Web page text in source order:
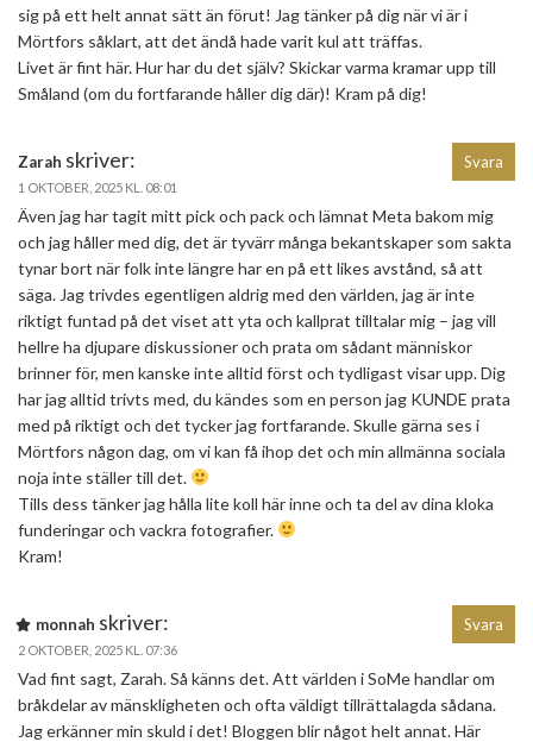
sig på ett helt annat sätt än förut! Jag tänker på dig när vi är i
Mörtfors såklart, att det ändå hade varit kul att träffas.
Livet är fint här. Hur har du det själv? Skickar varma kramar upp till
Småland (om du fortfarande håller dig där)! Kram på dig!
Zarah skriver:
1 OKTOBER, 2025 KL. 08:01
Även jag har tagit mitt pick och pack och lämnat Meta bakom mig
och jag håller med dig, det är tyvärr många bekantskaper som sakta
tynar bort när folk inte längre har en på ett likes avstånd, så att
säga. Jag trivdes egentligen aldrig med den världen, jag är inte
riktigt funtad på det viset att yta och kallprat tilltalar mig – jag vill
hellre ha djupare diskussioner och prata om sådant människor
brinner för, men kanske inte alltid först och tydligast visar upp. Dig
har jag alltid trivts med, du kändes som en person jag KUNDE prata
med på riktigt och det tycker jag fortfarande. Skulle gärna ses i
Mörtfors någon dag, om vi kan få ihop det och min allmänna sociala
noja inte ställer till det.
Tills dess tänker jag hålla lite koll här inne och ta del av dina kloka
funderingar och vackra fotografier.
Kram!
Svara
monnah skriver:
2 OKTOBER, 2025 KL. 07:36
Vad fint sagt, Zarah. Så känns det. Att världen i SoMe handlar om
bråkdelar av mänskligheten och ofta väldigt tillrättalagda sådana.
Jag erkänner min skuld i det! Bloggen blir något helt annat. Här
Svara